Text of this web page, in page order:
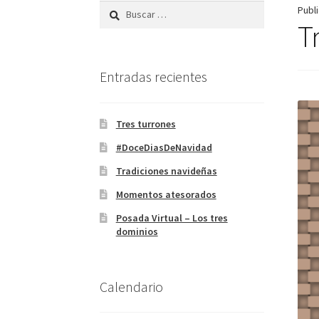
Buscar:
Entradas recientes
Tres turrones
#DoceDiasDeNavidad
Tradiciones navideñas
Momentos atesorados
Posada Virtual – Los tres
dominios
Calendario